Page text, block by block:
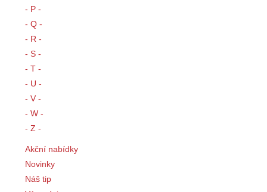
- P -
- Q -
- R -
- S -
- T -
- U -
- V -
- W -
- Z -
Akční nabídky
Novinky
Náš tip